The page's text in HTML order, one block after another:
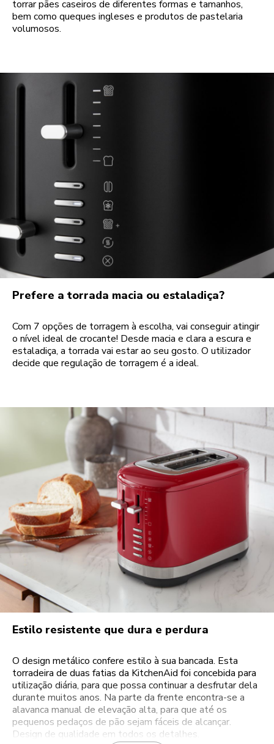
torrar pães caseiros de diferentes formas e tamanhos,
bem como queques ingleses e produtos de pastelaria
volumosos.
Prefere a torrada macia ou estaladiça?
Com 7 opções de torragem à escolha, vai conseguir atingir
o nível ideal de crocante! Desde macia e clara a escura e
estaladiça, a torrada vai estar ao seu gosto. O utilizador
decide que regulação de torragem é a ideal.
Estilo resistente que dura e perdura
O design metálico confere estilo à sua bancada. Esta
torradeira de duas fatias da KitchenAid foi concebida para
utilização diária, para que possa continuar a desfrutar dela
durante muitos anos. Na parte da frente encontra-se a
alavanca manual de elevação alta, para que até os
pequenos pedaços de pão sejam fáceis de alcançar.
Design de qualidade em todos os detalhes.